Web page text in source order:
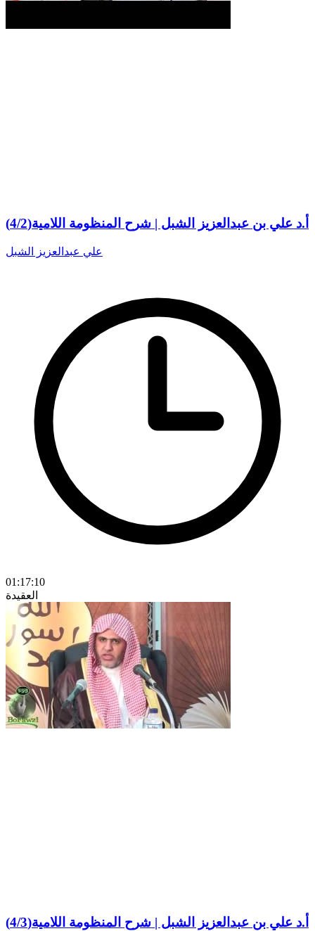
أ.د علي بن عبدالعزيز الشبل | شرح المنظومة اللامية(4/2)
علي عبدالعزيز الشبل
01:17:10
العقيدة
أ.د علي بن عبدالعزيز الشبل | شرح المنظومة اللامية(4/3)